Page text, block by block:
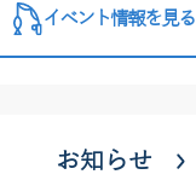
イベント情報を見る
お知らせ